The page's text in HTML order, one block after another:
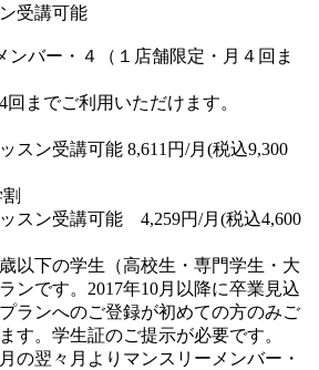
受講可能
ンバー・４（１店舗限定・月４回ま
までご利用いただけます。
スン受講可能 8,611円/月(税込9,300
スン受講可能 4,259円/月(税込4,600
歳以下の学生（高校生・専門学生・大
ンです。2017年10月以降に卒業見込
ランへのご登録が初めての方のみご
す。学生証のご提示が必要です。
の翌々月よりマンスリーメンバー・